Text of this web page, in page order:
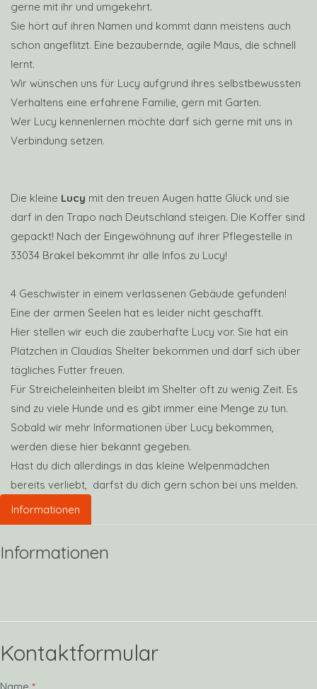
gerne mit ihr und umgekehrt.
Sie hört auf ihren Namen und kommt dann meistens auch
schon angeflitzt. Eine bezaubernde, agile Maus, die schnell
lernt.
Wir wünschen uns für Lucy aufgrund ihres selbstbewussten
Verhaltens eine erfahrene Familie, gern mit Garten.
Wer Lucy kennenlernen möchte darf sich gerne mit uns in
Verbindung setzen.
Die kleine Lucy mit den treuen Augen hatte Glück und sie
darf in den Trapo nach Deutschland steigen. Die Koffer sind
gepackt! Nach der Eingewöhnung auf ihrer Pflegestelle in
33034 Brakel bekommt ihr alle Infos zu Lucy!
4 Geschwister in einem verlassenen Gebäude gefunden!
Eine der armen Seelen hat es leider nicht geschafft.
Hier stellen wir euch die zauberhafte Lucy vor. Sie hat ein
Plätzchen in Claudias Shelter bekommen und darf sich über
tägliches Futter freuen.
Für Streicheleinheiten bleibt im Shelter oft zu wenig Zeit. Es
sind zu viele Hunde und es gibt immer eine Menge zu tun.
Sobald wir mehr Informationen über Lucy bekommen,
werden diese hier bekannt gegeben.
Hast du dich allerdings in das kleine Welpenmädchen
bereits verliebt, darfst du dich gern schon bei uns melden.
Informationen
Informationen
Kontaktformular